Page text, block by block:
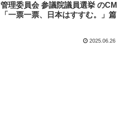
管理委員会 参議院議員選挙 のCM
「一票一票、日本はすすむ。」篇
2025.06.26